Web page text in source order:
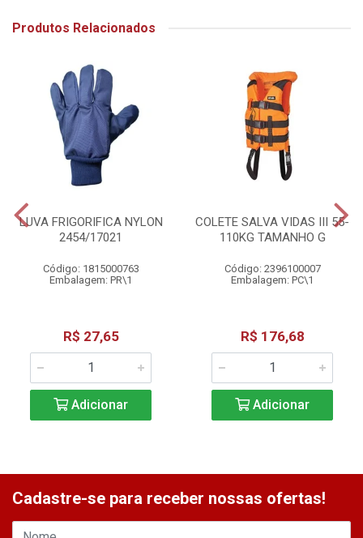
Produtos Relacionados
LUVA FRIGORIFICA NYLON
2454/17021
Código: 1815000763
Embalagem: PR\1
R$ 27,65
Adicionar
COLETE SALVA VIDAS III 55-
110KG TAMANHO G
Código: 2396100007
Embalagem: PC\1
R$ 176,68
Adicionar
Cadastre-se para receber nossas ofertas!